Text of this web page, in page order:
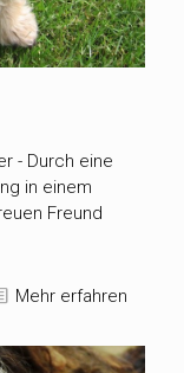
- Durch eine
in einem
Freund
Mehr erfahren